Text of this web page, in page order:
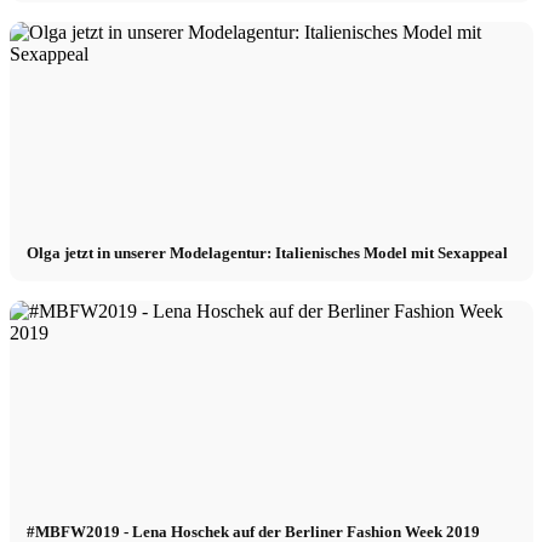
Olga jetzt in unserer Modelagentur: Italienisches Model mit Sexappeal
#MBFW2019 - Lena Hoschek auf der Berliner Fashion Week 2019